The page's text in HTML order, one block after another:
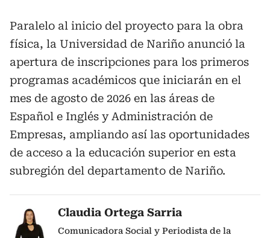
Paralelo al inicio del proyecto para la obra
física, la Universidad de Nariño anunció la
apertura de inscripciones para los primeros
programas académicos que iniciarán en el
mes de agosto de 2026 en las áreas de
Español e Inglés y Administración de
Empresas, ampliando así las oportunidades
de acceso a la educación superior en esta
subregión del departamento de Nariño.
Claudia Ortega Sarria
Comunicadora Social y Periodista de la